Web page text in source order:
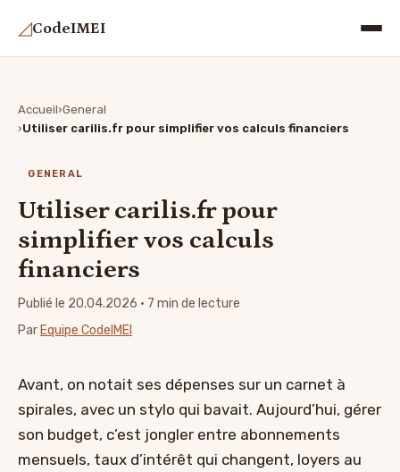
◿CodeIMEI
Accueil General
Utiliser carilis.fr pour simplifier vos calculs financiers
GENERAL
Utiliser carilis.fr pour
simplifier vos calculs
financiers
Publié le 20.04.2026 · 7 min de lecture
Par Equipe CodeIMEI
Avant, on notait ses dépenses sur un carnet à
spirales, avec un stylo qui bavait. Aujourd’hui, gérer
son budget, c’est jongler entre abonnements
mensuels, taux d’intérêt qui changent, loyers au